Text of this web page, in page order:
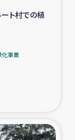
ト村での植
化事業